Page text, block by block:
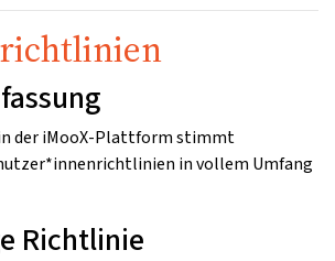
der iMooX-Plattform stimmt
in vollem Umfang
Richtlinie